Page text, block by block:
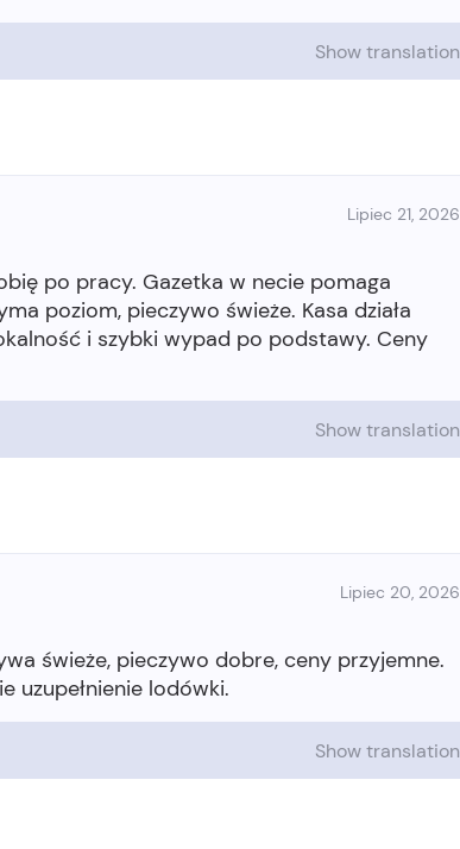
Show translation
Lipiec 21, 2026
po pracy. Gazetka w necie pomaga
poziom, pieczywo świeże. Kasa działa
i szybki wypad po podstawy. Ceny
Show translation
Lipiec 20, 2026
świeże, pieczywo dobre, ceny przyjemne.
Show translation